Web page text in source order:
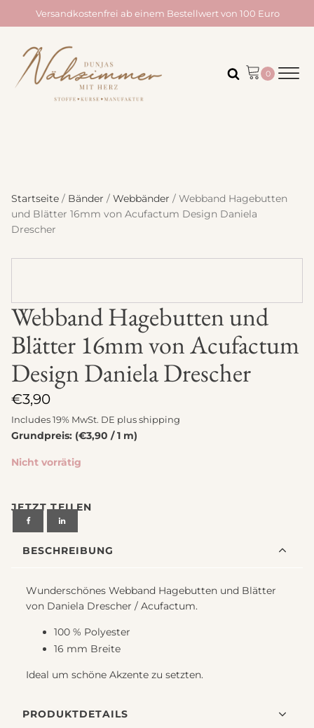
Versandkostenfrei ab einem Bestellwert von 100 Euro
Startseite / Bänder / Webbänder / Webband Hagebutten
und Blätter 16mm von Acufactum Design Daniela
Drescher
Webband Hagebutten und
Blätter 16mm von Acufactum
Design Daniela Drescher
€3,90
Includes 19% MwSt. DE plusshipping
Grundpreis: (€3,90 / 1 m)
Nicht vorrätig
JETZT TEILEN
BESCHREIBUNG
Wunderschönes Webband Hagebutten und Blätter
von Daniela Drescher / Acufactum.
100 % Polyester
16 mm Breite
Ideal um schöne Akzente zu setzten.
PRODUKTDETAILS